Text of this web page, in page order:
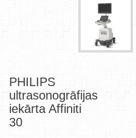
PHILIPS
ultrasonogrāfijas
iekārta Affiniti
30